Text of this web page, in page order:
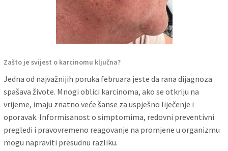
Zašto je svijest o karcinomu ključna?
Jedna od najvažnijih poruka februara jeste da rana dijagnoza
spašava živote. Mnogi oblici karcinoma, ako se otkriju na
vrijeme, imaju znatno veće šanse za uspješno liječenje i
oporavak. Informisanost o simptomima, redovni preventivni
pregledi i pravovremeno reagovanje na promjene u organizmu
mogu napraviti presudnu razliku.